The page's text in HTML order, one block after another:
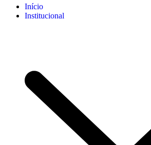
Início
Institucional